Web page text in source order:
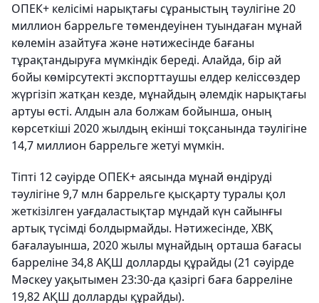
ОПЕК+ келісімі нарықтағы сұраныстың тәулігіне 20
миллион баррельге төмендеуінен туындаған мұнай
көлемін азайтуға және нәтижесінде бағаны
тұрақтандыруға мүмкіндік береді. Алайда, бір ай
бойы көмірсутекті экспорттаушы елдер келіссөздер
жүргізіп жатқан кезде, мұнайдың әлемдік нарықтағы
артуы өсті. Алдын ала болжам бойынша, оның
көрсеткіші 2020 жылдың екінші тоқсанында тәулігіне
14,7 миллион баррельге жетуі мүмкін.
Тіпті 12 сәуірде ОПЕК+ аясында мұнай өндіруді
тәулігіне 9,7 млн баррельге қысқарту туралы қол
жеткізілген уағдаластықтар мұндай күн сайынғы
артық түсімді болдырмайды. Нәтижесінде, ХВҚ
бағалауынша, 2020 жылы мұнайдың орташа бағасы
барреліне 34,8 АҚШ долларды құрайды (21 сәуірде
Мәскеу уақытымен 23:30-да қазіргі баға барреліне
19,82 АҚШ долларды құрайды).